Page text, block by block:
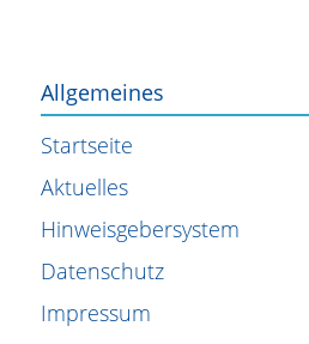
Allgemeines
Startseite
Aktuelles
Hinweisgebersystem
Datenschutz
Impressum